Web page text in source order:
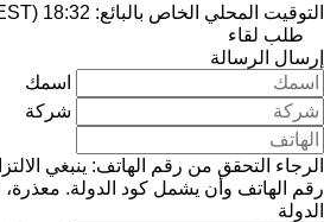
التوقيت المحلي الخاص بالبائع: 18:32 (CEST)
طلب لقاء
إرسال الرسالة
اسمك
شركة
الرجاء التحقق من رقم الهاتف: ينبغي
رقم الهاتف وأن يشمل كود الدولة. معذرة،
الدولة